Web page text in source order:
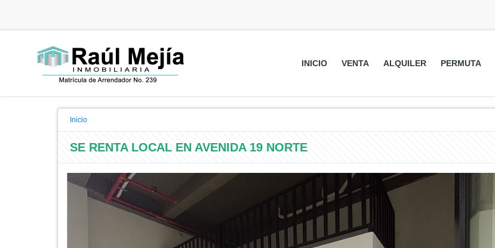
INICIO VENTA ALQUILER PERMUTA
Inicio
SE RENTA LOCAL EN AVENIDA 19 NORTE